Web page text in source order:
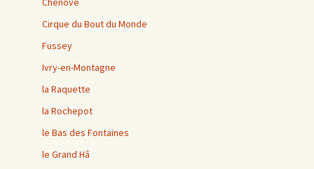
Cirque du Bout du Monde
Fussey
Ivry-en-Montagne
la Raquette
la Rochepot
le Bas des Fontaines
le Grand Hâ